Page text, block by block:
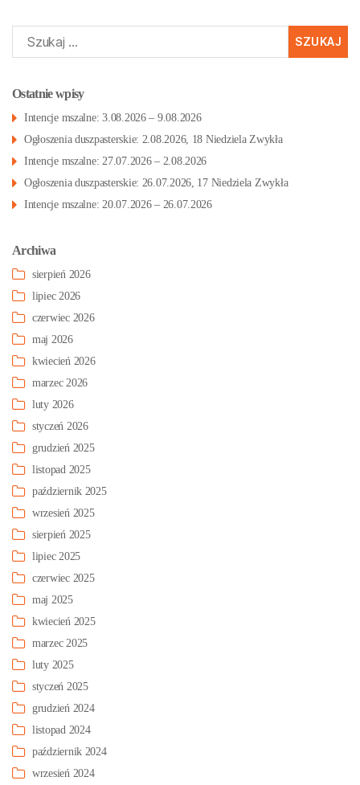
Szukaj:
Ostatnie wpisy
Intencje mszalne: 3.08.2026 – 9.08.2026
Ogłoszenia duszpasterskie: 2.08.2026, 18 Niedziela Zwykła
Intencje mszalne: 27.07.2026 – 2.08.2026
Ogłoszenia duszpasterskie: 26.07.2026, 17 Niedziela Zwykła
Intencje mszalne: 20.07.2026 – 26.07.2026
Archiwa
sierpień 2026
lipiec 2026
czerwiec 2026
maj 2026
kwiecień 2026
marzec 2026
luty 2026
styczeń 2026
grudzień 2025
listopad 2025
październik 2025
wrzesień 2025
sierpień 2025
lipiec 2025
czerwiec 2025
maj 2025
kwiecień 2025
marzec 2025
luty 2025
styczeń 2025
grudzień 2024
listopad 2024
październik 2024
wrzesień 2024